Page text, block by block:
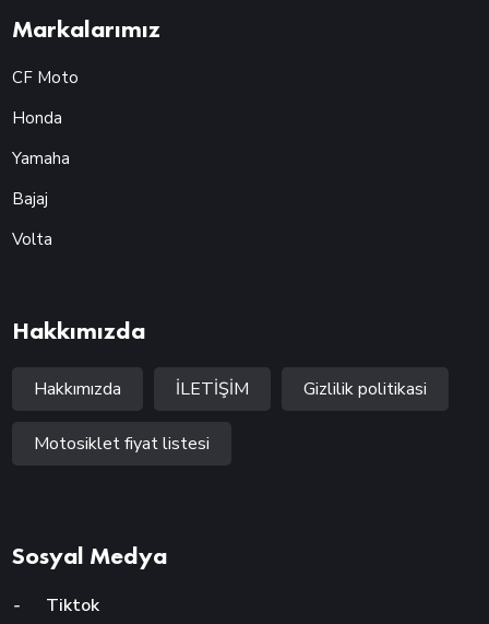
Markalarımız
CF Moto
Honda
Yamaha
Bajaj
Volta
Hakkımızda
Hakkımızda İLETİŞİM Gizlilik politikasi
Motosiklet fiyat listesi
Sosyal Medya
- Tiktok